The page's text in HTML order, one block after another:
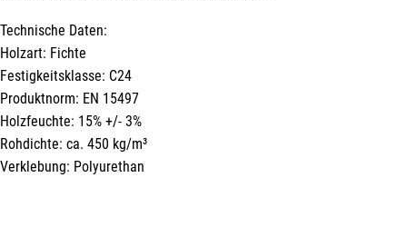
Technische Daten:
Holzart: Fichte
Festigkeitsklasse: C24
Produktnorm: EN 15497
Holzfeuchte: 15% +/- 3%
Rohdichte: ca. 450 kg/m³
Verklebung: Polyurethan